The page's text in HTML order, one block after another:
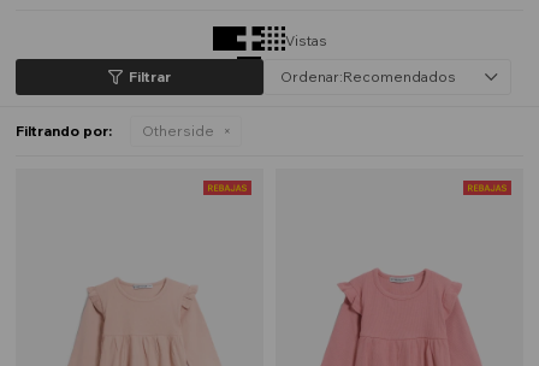
Vistas
Recomendados
Filtrando por: Otherside